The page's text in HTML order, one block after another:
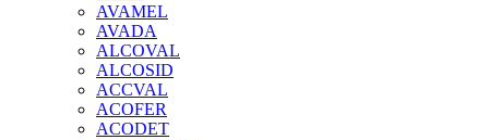
AVAMEL
AVADA
ALCOVAL
ALCOSID
ACCVAL
ACOFER
ACODET